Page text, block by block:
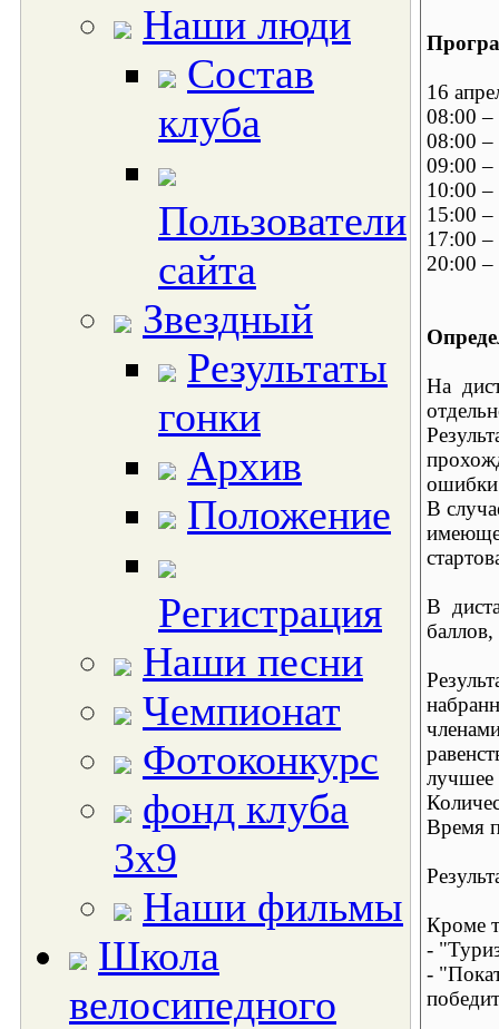
Наши люди
Состав
клуба
Пользователи
сайта
Звездный
Результаты
гонки
Архив
Положение
Регистрация
Наши песни
Чемпионат
Фотоконкурс
фонд клуба
3х9
Наши фильмы
Школа
велосипедного
16
08:00 –
08:00 –
09:00 –
10:00 –
15:00
17:00 –
20:00 –
На
ошибки
В
В
лучшее
Время
Кроме
-
-